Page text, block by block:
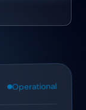
Operational